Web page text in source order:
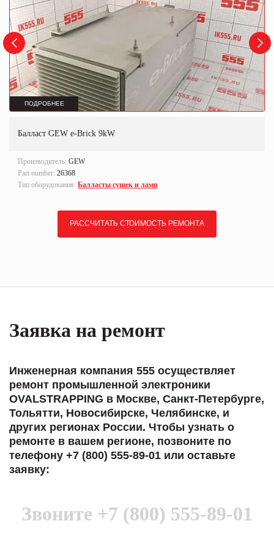
ПОДРОБНЕЕ
Балласт GEW e-Brick 9kW
Производитель: GEW
Part number: 26368
Тип оборудования: Балласты сушек и ламп
РАССЧИТАТЬ СТОИМОСТЬ РЕМОНТА
Заявка на ремонт
Инженерная компания 555 осуществляет
ремонт промышленной электроники
OVALSTRAPPING в Москве, Санкт-Петербурге,
Тольятти, Новосибирске, Челябинске, и
других регионах России. Чтобы узнать о
ремонте в вашем регионе, позвоните по
телефону +7 (800) 555-89-01 или оставьте
заявку:
Звоните +7 (800) 555-89-01